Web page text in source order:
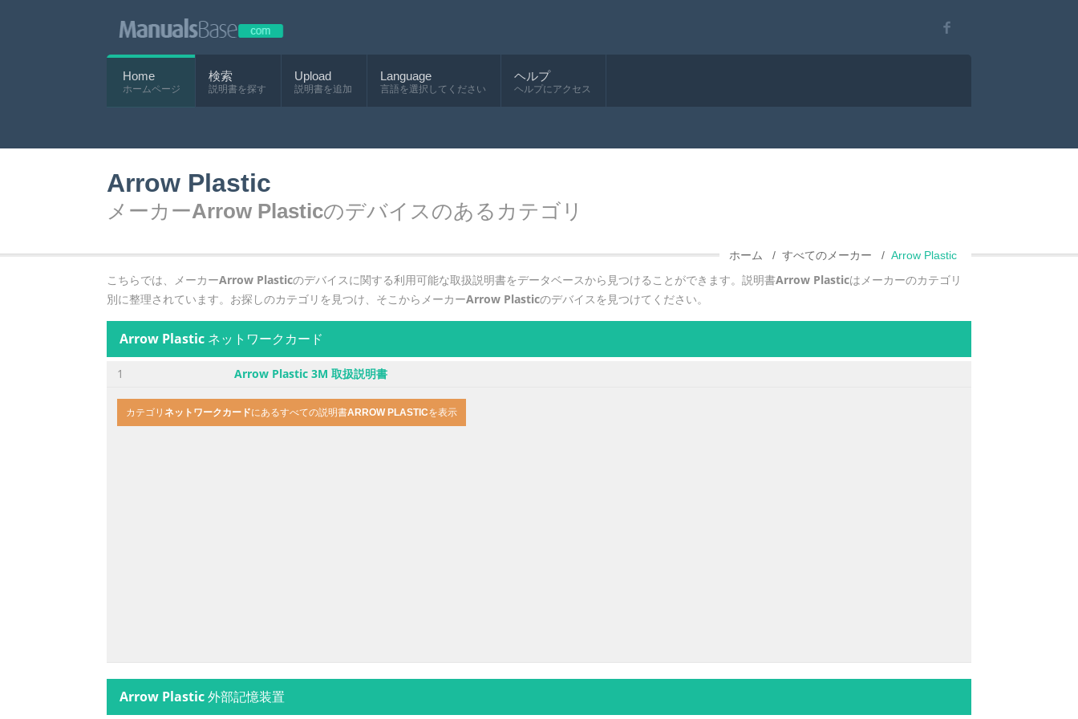
Home
ホームページ
検索
説明書を探す
Upload
説明書を追加
Language
言語を選択してください
ヘルプ
ヘルプにアクセス
Arrow Plastic
メーカーArrow Plasticのデバイスのあるカテゴリ
ホーム すべてのメーカー Arrow Plastic
こちらでは、メーカーArrow Plasticのデバイスに関する利用可能な取扱説明書をデータベースから見つけることができます。説明書Arrow Plasticはメーカーのカテゴリ
別に整理されています。お探しのカテゴリを見つけ、そこからメーカーArrow Plasticのデバイスを見つけてください。
Arrow Plastic ネットワークカード
1 Arrow Plastic 3M 取扱説明書
カテゴリ ネットワークカードにあるすべての説明書ARROW PLASTICを表示
Arrow Plastic外部記憶装置